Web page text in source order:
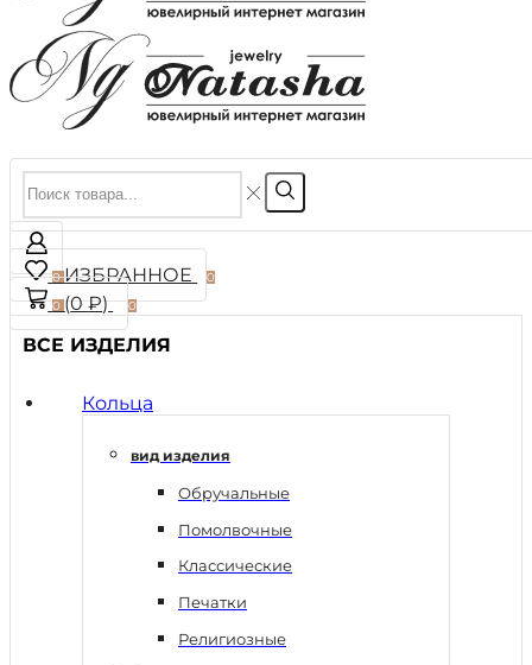
0ИЗБРАННОЕ 0
0(0₽) 0
ВСЕ ИЗДЕЛИЯ
Кольца
вид изделия
Обручальные
Помолвочные
Классические
Печатки
Религиозные